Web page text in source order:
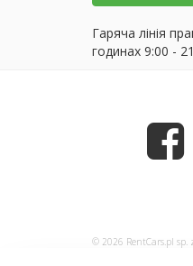
Гаряча лінія
годинах 9:00 -
© 2026 RentCars.pl